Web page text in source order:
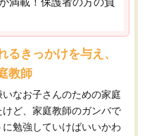
きっかけを与え、
教師
なお子さんのための家庭
ど、家庭教師のガンバで
勉強していけばいいかわ